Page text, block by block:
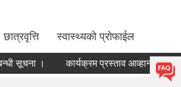
छात्रवृत्ति स्वास्थ्यको प्रोफाईल
कार्यक्रम प्रस्ताव आव्हान सम्बन्धी सूचना ।